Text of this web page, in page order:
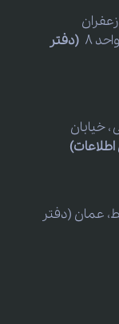
(دفتر
خیابان
6، مسقط، عمان (دفتر